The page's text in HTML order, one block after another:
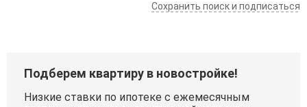
Сохранить поиск и подписаться
Подберем квартиру в новостройке!
Низкие ставки по ипотеке с ежемесячным